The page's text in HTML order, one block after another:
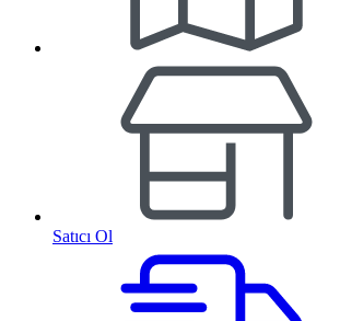
Satıcı Ol